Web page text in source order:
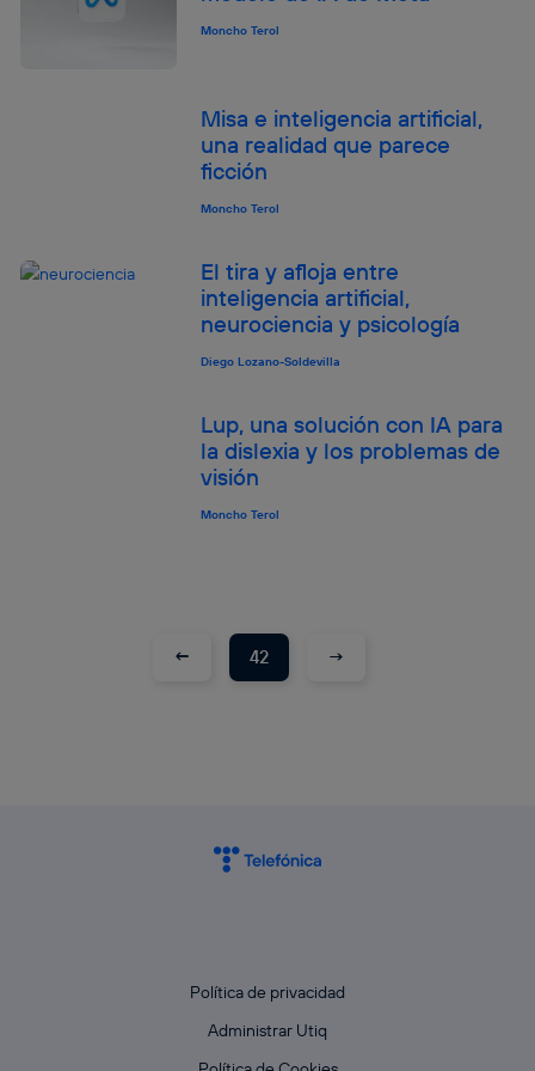
Moncho Terol
Misa e inteligencia artificial,
una realidad que parece
ficción
Moncho Terol
El tira y afloja entre
inteligencia artificial,
neurociencia y psicología
Diego Lozano-Soldevilla
Lup, una solución con IA para
la dislexia y los problemas de
visión
Moncho Terol
← 42 →
Política de privacidad
Administrar Utiq